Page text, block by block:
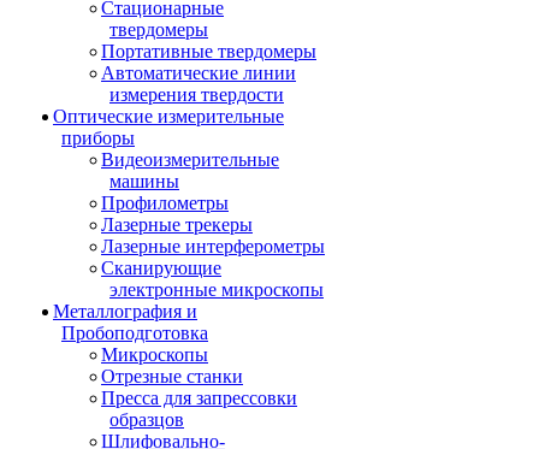
Стационарные
твердомеры
Портативные твердомеры
Автоматические линии
измерения твердости
Оптические измерительные
приборы
Видеоизмерительные
машины
Профилометры
Лазерные трекеры
Лазерные интерферометры
Сканирующие
электронные микроскопы
Металлография и
Пробоподготовка
Микроскопы
Отрезные станки
Пресса для запрессовки
образцов
Шлифовально-